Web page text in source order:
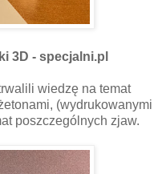
3D - specjalni.pl
wiedzę na temat
(wydrukowanymi
poszczególnych zjaw.